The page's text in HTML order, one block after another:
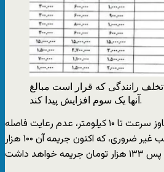
نرخ نامه فعلی ۲۱ تخلف رانندگی که قرار است مبالغ
آنها یک سوم افزایش پیدا کند.
عدم رعایت حق تقدم، تجاوز سرعت تا ۱۰ کیلومتر، عدم رعایت فاصله
در هنگام سبقت و دنده عقب غیر ضروری، که اکنون جریمه آن ۱۰۰ هزار